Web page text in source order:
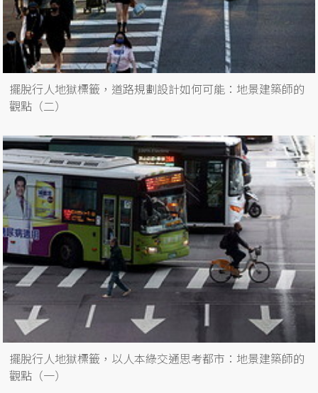
擺脫行人地獄標籤，道路規劃設計如何可能：地景建築師的
觀點（二）
擺脫行人地獄標籤，以人本綠交通思考都市：地景建築師的
觀點（一）